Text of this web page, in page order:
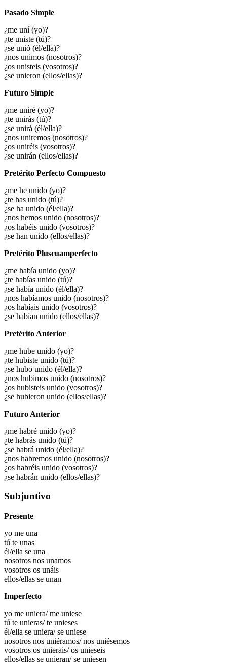
Pasado Simple
¿me uní (yo)?
¿te uniste (tú)?
¿se unió (él/ella)?
¿nos unimos (nosotros)?
¿os unisteis (vosotros)?
¿se unieron (ellos/ellas)?
Futuro Simple
¿me uniré (yo)?
¿te unirás (tú)?
¿se unirá (él/ella)?
¿nos uniremos (nosotros)?
¿os uniréis (vosotros)?
¿se unirán (ellos/ellas)?
Pretérito Perfecto Compuesto
¿me he unido (yo)?
¿te has unido (tú)?
¿se ha unido (él/ella)?
¿nos hemos unido (nosotros)?
¿os habéis unido (vosotros)?
¿se han unido (ellos/ellas)?
Pretérito Pluscuamperfecto
¿me había unido (yo)?
¿te habías unido (tú)?
¿se había unido (él/ella)?
¿nos habíamos unido (nosotros)?
¿os habíais unido (vosotros)?
¿se habían unido (ellos/ellas)?
Pretérito Anterior
¿me hube unido (yo)?
¿te hubiste unido (tú)?
¿se hubo unido (él/ella)?
¿nos hubimos unido (nosotros)?
¿os hubisteis unido (vosotros)?
¿se hubieron unido (ellos/ellas)?
Futuro Anterior
¿me habré unido (yo)?
¿te habrás unido (tú)?
¿se habrá unido (él/ella)?
¿nos habremos unido (nosotros)?
¿os habréis unido (vosotros)?
¿se habrán unido (ellos/ellas)?
Subjuntivo
Presente
yo me una
tú te unas
él/ella se una
nosotros nos unamos
vosotros os unáis
ellos/ellas se unan
Imperfecto
yo me uniera/ me uniese
tú te unieras/ te unieses
él/ella se uniera/ se uniese
nosotros nos uniéramos/ nos uniésemos
vosotros os unierais/ os unieseis
ellos/ellas se unieran/ se uniesen